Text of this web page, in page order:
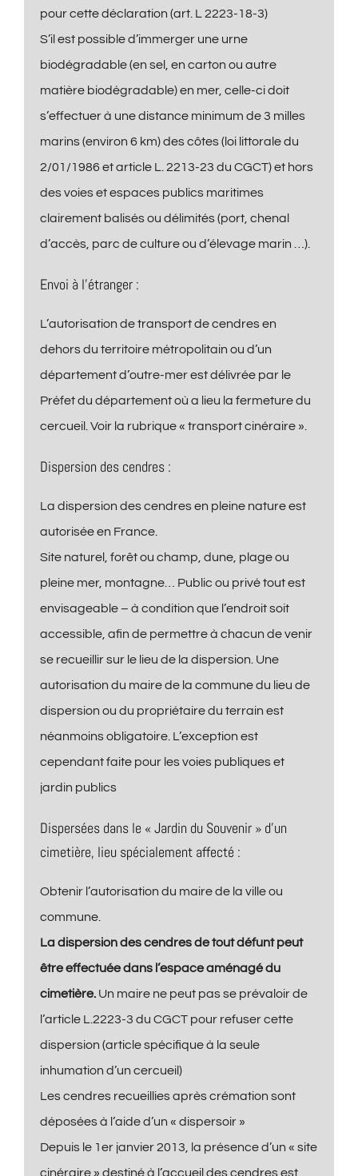
pour cette déclaration (art. L 2223-18-3)
S’il est possible d’immerger une urne
biodégradable (en sel, en carton ou autre
matière biodégradable) en mer, celle-ci doit
s’effectuer à une distance minimum de 3 milles
marins (environ 6 km) des côtes (loi littorale du
2/01/1986 et article L. 2213-23 du CGCT) et hors
des voies et espaces publics maritimes
clairement balisés ou délimités (port, chenal
d’accès, parc de culture ou d’élevage marin …).
Envoi à l’étranger :
L’autorisation de transport de cendres en
dehors du territoire métropolitain ou d’un
département d’outre-mer est délivrée par le
Préfet du département où a lieu la fermeture du
cercueil. Voir la rubrique « transport cinéraire ».
Dispersion des cendres :
La dispersion des cendres en pleine nature est
autorisée en France.
Site naturel, forêt ou champ, dune, plage ou
pleine mer, montagne… Public ou privé tout est
envisageable – à condition que l’endroit soit
accessible, afin de permettre à chacun de venir
se recueillir sur le lieu de la dispersion. Une
autorisation du maire de la commune du lieu de
dispersion ou du propriétaire du terrain est
néanmoins obligatoire. L’exception est
cependant faite pour les voies publiques et
jardin publics
Dispersées dans le « Jardin du Souvenir » d’un
cimetière, lieu spécialement affecté :
Obtenir l’autorisation du maire de la ville ou
commune.
La dispersion des cendres de tout défunt peut
être effectuée dans l’espace aménagé du
cimetière. Un maire ne peut pas se prévaloir de
l’article L.2223-3 du CGCT pour refuser cette
dispersion (article spécifique à la seule
inhumation d’un cercueil)
Les cendres recueillies après crémation sont
déposées à l’aide d’un « dispersoir »
Depuis le 1er janvier 2013, la présence d’un « site
cinéraire » destiné à l’accueil des cendres est